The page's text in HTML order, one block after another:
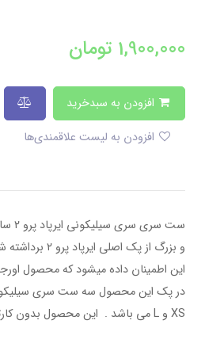
1,900,000 تومان
ست
و بزرگ از پک اصلی
این اطمینان داده میشود که محصول
XS و L می باشد . این محصول بدون کارتن می باشد .